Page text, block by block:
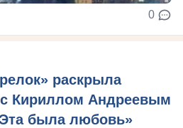
0
раскрыла
Кириллом Андреевым
была любовь»